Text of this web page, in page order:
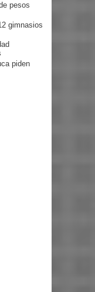
pesos
gimnasios
piden